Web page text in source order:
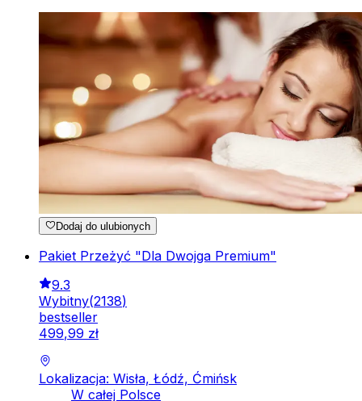
Dodaj do ulubionych
Pakiet Przeżyć "Dla Dwojga Premium"
9.3
Wybitny(2138)
bestseller
499,99 zł
Lokalizacja: Wisła, Łódź, Ćmińsk
W całej Polsce